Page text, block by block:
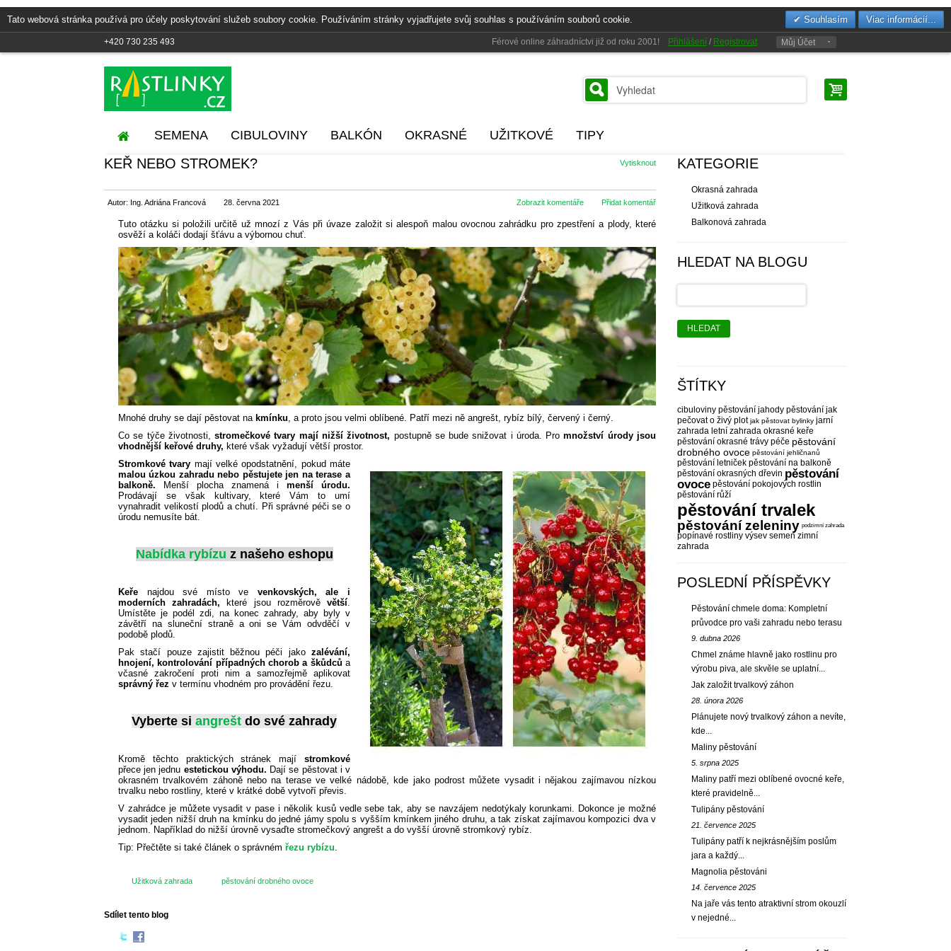
Tato webová stránka používá pro účely poskytování služeb soubory cookie. Používáním stránky vyjadřujete svůj souhlas s používáním souborů cookie. Souhlasím Viac informácií...
+420 730 235 493 Férové online záhradníctvi již od roku 2001! Přihlášení / Registrovat Můj Účet
SEMENA CIBULOVINY BALKÓN OKRASNÉ UŽITKOVÉ TIPY
KEŘ NEBO STROMEK? Vytisknout
Autor: Ing. Adriána Francová 28. června 2021 Přidat komentář
Zobrazit komentáře
Tuto otázku si položili určitě už mnozí z Vás při úvaze založit si alespoň malou ovocnou zahrádku pro zpestření a plody, které
osvěží a koláči dodají šťávu a výbornou chuť.
Mnohé druhy se dají pěstovat na kmínku , a proto jsou velmi oblíbené. Patří mezi ně angrešt, rybíz bílý, červený i černý.
Co se týče životnosti,stromečkové tvary mají nižší životnost, postupně se bude snižovat i úroda. Promnožství úrody jsou
vhodnější keřové druhy, které však vyžadují větší prostor.
Stromkové tvary mají velké opodstatnění, pokud máte
malou úzkou zahradu nebo pěstujete jen na terase a
balkoně. Menší plocha znamená i menší úrodu.
Prodávají se však kultivary, které Vám to umí
vynahradit velikostí plodů a chutí. Při správné péči se o
úrodu nemusíte bát.
Nabídka rybízu z našeho eshopu
Keře najdou své místo ve venkovských, ale i
moderních zahradách, které jsou rozměrověvětší
Umístěte je podél zdi, na konec zahrady, aby byly v
závětří na sluneční straně a oni se Vám odvděčí v
podobě plodů.
Pak stačí pouze zajistit běžnou péči jako zalévání,
hnojení, kontrolování případných chorob a škůdců a
včasné zakročení proti nim a samozřejmě aplikovat
správný řez v termínu vhodném pro provádění řezu.
Vyberte si angrešt do své zahrady
Kromě těchto praktických stránek mají stromkové
přece jen jednu estetickou výhodu. Dají se pěstovat i v
okrasném trvalkovém záhoně nebo na terase ve velké nádobě, kde jako podrost můžete vysadit i nějakou zajímavou nízkou
trvalku nebo rostliny, které v krátké době vytvoří převis.
V zahrádce je můžete vysadit v pase i několik kusů vedle sebe tak, aby se navzájem nedotýkaly korunkami. Dokonce je možné
vysadit jeden nižší druh na kmínku do jedné jámy spolu s vyšším kmínkem jiného druhu, a tak získat zajímavou kompozici dva v
jednom. Například do nižší úrovně vysaďte stromečkový angrešt a do vyšší úrovně stromkový rybíz.
Tip: Přečtěte si také článek o správném řezu rybízu
Užitková zahrada pěstování drobného ovoce
Sdílet tento blog
KATEGORIE
Okrasná zahrada
Užitková zahrada
Balkonová zahrada
HLEDAT NA BLOGU
HLEDAT
ŠTÍTKY
cibuloviny pěstování jahody pěstování jak
pečovat o živý plot jak pěstovat bylinky jarní
zahrada letní zahrada okrasné keře
pěstování okrasné trávy péče pěstování
drobného ovoce pěstování jehličnanů
pěstování letniček pěstování na balkoně
pěstování okrasných dřevin pěstování
ovoce pěstování pokojových rostlin
pěstování růží
pěstování trvalek
pěstování zeleniny podzimní zahrada
popínavé rostliny výsev semen zimní
zahrada
POSLEDNÍ PŘÍSPĚVKY
Pěstování chmele doma: Kompletní
průvodce pro vaši zahradu nebo terasu
9. dubna 2026
Chmel známe hlavně jako rostlinu pro
výrobu piva, ale skvěle se uplatní...
Jak založit trvalkový záhon
28. února 2026
Plánujete nový trvalkový záhon a nevíte,
kde...
Maliny pěstování
5. srpna 2025
Maliny patří mezi oblíbené ovocné keře,
které pravidelně...
Tulipány pěstování
21. července 2025
Tulipány patří k nejkrásnějším poslům
jara a každý...
Magnolia pěstováni
14. července 2025
Na jaře vás tento atraktivní strom okouzlí
v nejedné...